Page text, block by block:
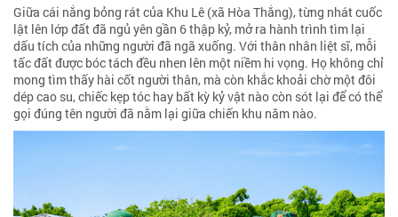
Giữa cái nắng bỏng rát của Khu Lê (xã Hòa Thắng), từng nhát cuốc
lật lên lớp đất đã ngủ yên gần 6 thập kỷ, mở ra hành trình tìm lại
dấu tích của những người đã ngã xuống. Với thân nhân liệt sĩ, mỗi
tấc đất được bóc tách đều nhen lên một niềm hi vọng. Họ không chỉ
mong tìm thấy hài cốt người thân, mà còn khắc khoải chờ một đôi
dép cao su, chiếc kẹp tóc hay bất kỳ kỷ vật nào còn sót lại để có thể
gọi đúng tên người đã nằm lại giữa chiến khu năm nào.